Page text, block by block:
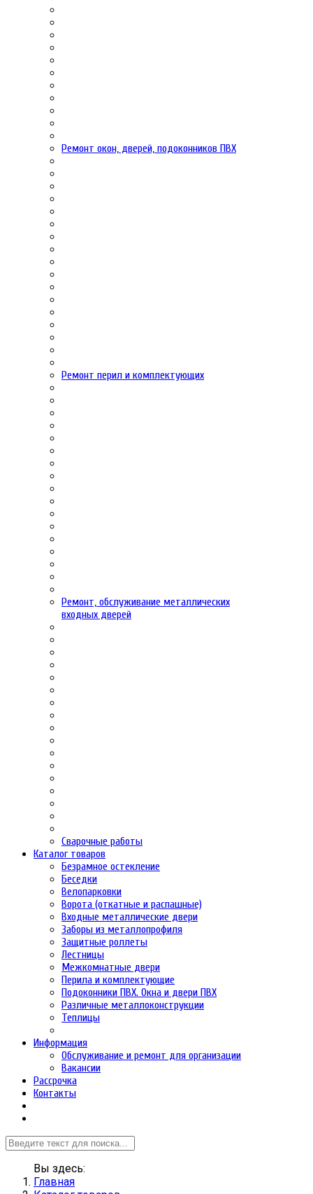
Ремонт окон, дверей, подоконников ПВХ
Ремонт перил и комплектующих
Ремонт, обслуживание металлических
входных дверей
Сварочные работы
Каталог товаров
Безрамное остекление
Беседки
Велопарковки
Ворота (откатные и распашные)
Входные металлические двери
Заборы из металлопрофиля
Защитные роллеты
Лестницы
Межкомнатные двери
Перила и комплектующие
Подоконники ПВХ. Окна и двери ПВХ
Различные металлоконструкции
Теплицы
Информация
Обслуживание и ремонт для организации
Вакансии
Рассрочка
Контакты
Вы здесь:
Главная